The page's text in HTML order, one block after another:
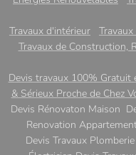
Travaux d'intérieur
Travaux de Construction,
Devis travaux 100% Gratuit
& Sérieux Proche de Chez
Devis Rénovaton Maison
Renovation
Devis Travaux